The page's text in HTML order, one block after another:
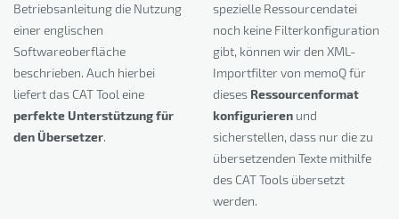
Betriebsanleitung die Nutzung
einer englischen
Softwareoberfläche
beschrieben. Auch hierbei
liefert das CAT Tool eine
perfekte Unterstützung für
den Übersetzer.
spezielle Ressourcendatei
noch keine Filterkonfiguration
gibt, können wir den XML-
Importfilter von memoQ für
dieses Ressourcenformat
konfigurieren und
sicherstellen, dass nur die zu
übersetzenden Texte mithilfe
des CAT Tools übersetzt
werden.